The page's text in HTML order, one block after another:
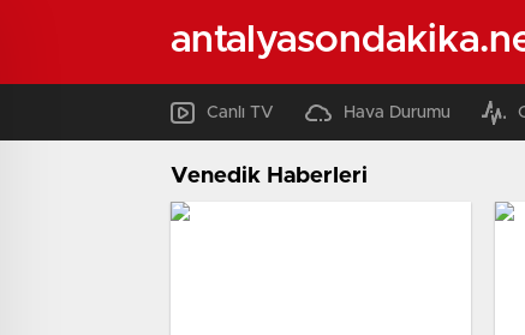
Canlı TV Hava Durumu
Venedik Haberleri